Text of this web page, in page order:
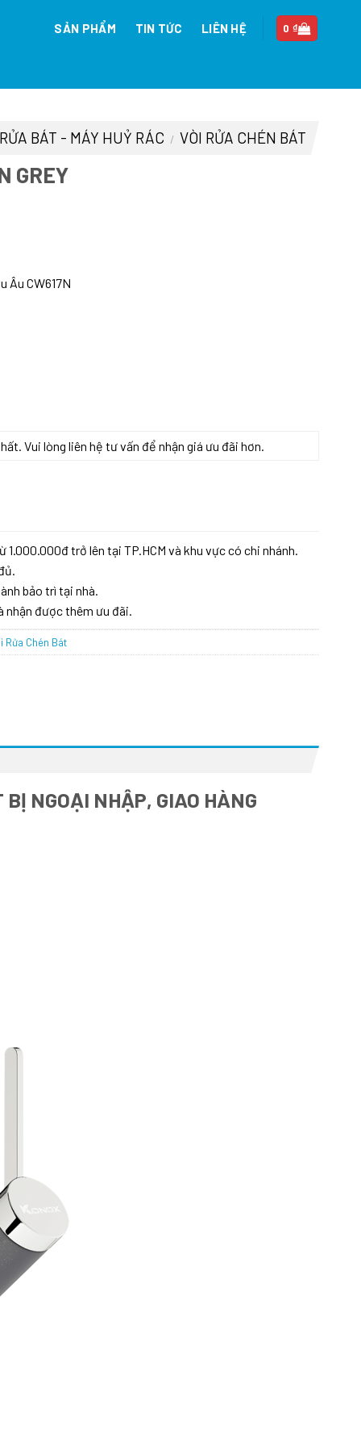
SẢN PHẨM TIN TỨC LIÊN HỆ 0₫
BÁT - MÁY HUỶ RÁC / VÒI RỬA CHÉN BÁT
GREY
Âu CW617N
Vui lòng liên hệ tư vấn để nhận giá ưu đãi hơn.
trở lên tại TP.HCM và khu vực có chi nhánh.
bảo trì tại nhà.
được thêm ưu đãi.
Rửa Chén Bát
NGOẠI NHẬP, GIAO HÀNG